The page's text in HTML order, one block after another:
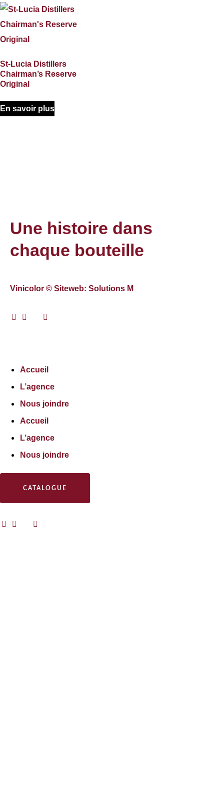
St-Lucia Distillers
Chairman’s Reserve
Original
En savoir plus
Une histoire dans
chaque bouteille
Vinicolor © Siteweb: Solutions M
Accueil
L’agence
Nous joindre
Accueil
L’agence
Nous joindre
CATALOGUE